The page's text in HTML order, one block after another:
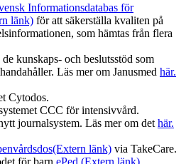
Informationsdatabas för
länk) för att säkerställa kvaliten på
som hämtas från flera
kunskaps- och beslutsstöd som
Läs mer om Janusmed här.
Cytodos.
CCC för intensivvård.
journalsystem. Läs mer om det här.
(Extern länk) via TakeCare.
för barn ePed.(Extern länk)